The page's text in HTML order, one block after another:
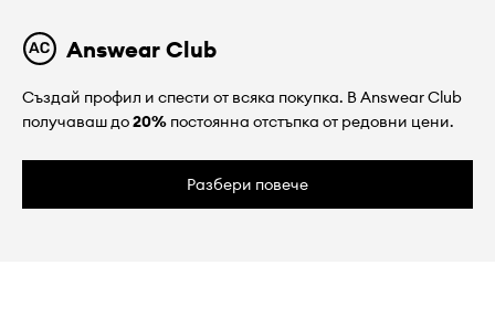
Answear Club
Създай профил и спести от всяка покупка. В Answear Club
получаваш до20% постоянна отстъпка от редовни цени.
Разбери повече